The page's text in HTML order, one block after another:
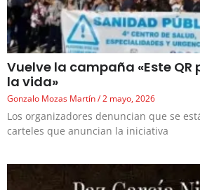
Vuelve la campaña «Este
la vida»
Gonzalo Mozas Martín 2 mayo, 2026
Los organizadores denuncian que se
carteles que anuncian la iniciativa